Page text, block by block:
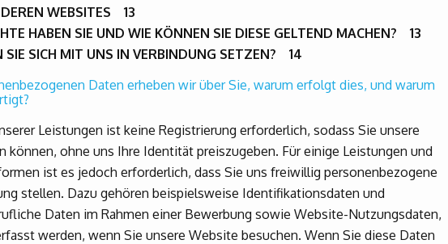
WEBSITES 13
HABEN SIE UND WIE KÖNNEN SIE DIESE GELTEND MACHEN? 13
SICH MIT UNS IN VERBINDUNG SETZEN? 14
Daten erheben wir über Sie, warum erfolgt dies, und warum
Leistungen ist keine Registrierung erforderlich, sodass Sie unsere
können, ohne uns Ihre Identität preiszugeben. Für einige Leistungen und
ist es jedoch erforderlich, dass Sie uns freiwillig personenbezogene
stellen. Dazu gehören beispielsweise Identifikationsdaten und
Daten im Rahmen einer Bewerbung sowie Website-Nutzungsdaten,
werden, wenn Sie unsere Website besuchen. Wenn Sie diese Daten